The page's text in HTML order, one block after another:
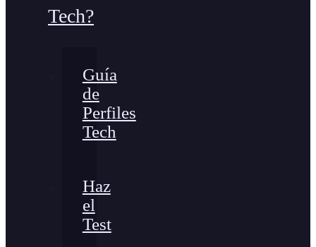
Tech?
Guía
de
Perfiles
Tech
Haz
el
Test